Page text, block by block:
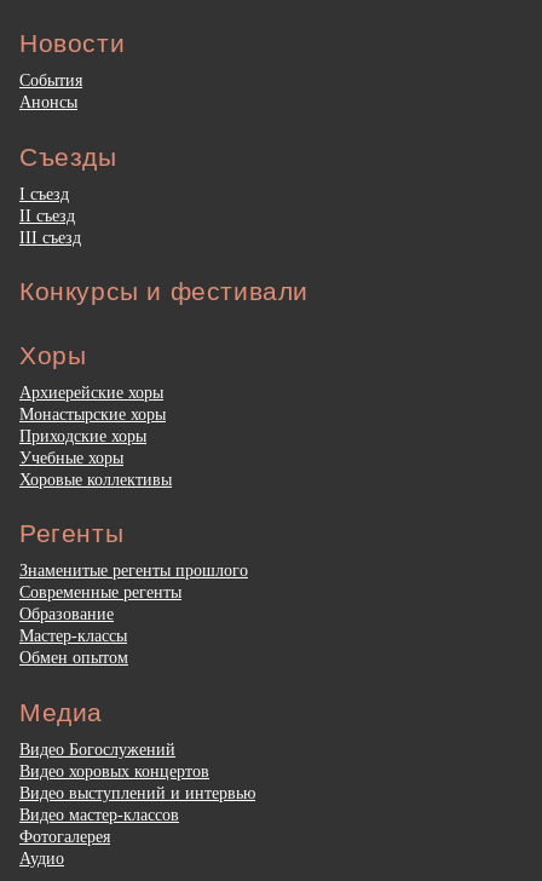
Новости
События
Анонсы
Съезды
I съезд
II съезд
III съезд
Конкурсы и фестивали
Хоры
Архиерейские хоры
Монастырские хоры
Приходские хоры
Учебные хоры
Хоровые коллективы
Регенты
Знаменитые регенты прошлого
Современные регенты
Образование
Мастер-классы
Обмен опытом
Медиа
Видео Богослужений
Видео хоровых концертов
Видео выступлений и интервью
Видео мастер-классов
Фотогалерея
Аудио